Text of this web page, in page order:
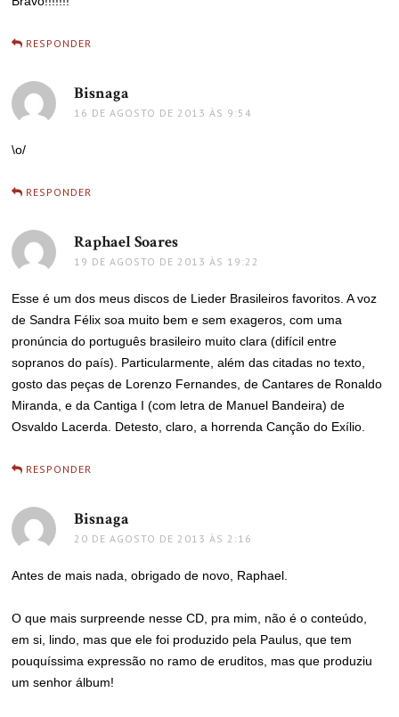
RESPONDER
Bisnaga
16 DE AGOSTO DE 2013 ÀS 9:54
\o/
RESPONDER
Raphael Soares
19 DE AGOSTO DE 2013 ÀS 19:22
Esse é um dos meus discos de Lieder Brasileiros favoritos. A voz
de Sandra Félix soa muito bem e sem exageros, com uma
pronúncia do português brasileiro muito clara (difícil entre
sopranos do país). Particularmente, além das citadas no texto,
gosto das peças de Lorenzo Fernandes, de Cantares de Ronaldo
Miranda, e da Cantiga I (com letra de Manuel Bandeira) de
Osvaldo Lacerda. Detesto, claro, a horrenda Canção do Exílio.
RESPONDER
Bisnaga
20 DE AGOSTO DE 2013 ÀS 2:16
Antes de mais nada, obrigado de novo, Raphael.
O que mais surpreende nesse CD, pra mim, não é o conteúdo,
em si, lindo, mas que ele foi produzido pela Paulus, que tem
pouquíssima expressão no ramo de eruditos, mas que produziu
um senhor álbum!